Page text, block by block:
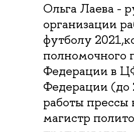
Ольга Лаева -
организации
футболу
полномочного
Федерации в
Федерации (до
работы
магистр